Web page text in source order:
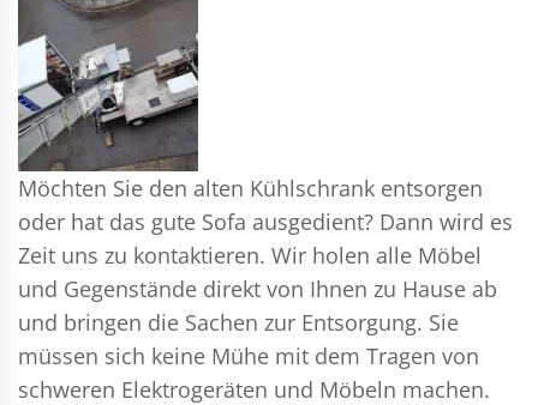
Möchten Sie den alten Kühlschrank entsorgen
oder hat das gute Sofa ausgedient? Dann wird es
Zeit uns zu kontaktieren. Wir holen alle Möbel
und Gegenstände direkt von Ihnen zu Hause ab
und bringen die Sachen zur Entsorgung. Sie
müssen sich keine Mühe mit dem Tragen von
schweren Elektrogeräten und Möbeln machen.